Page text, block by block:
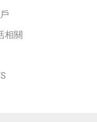
相關